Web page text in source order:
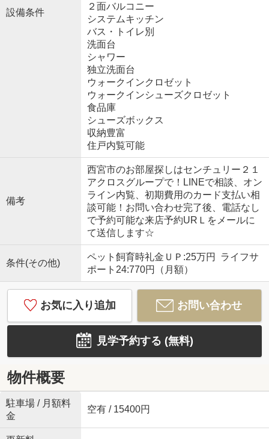
設備条件
２面バルコニー
システムキッチン
バス・トイレ別
洗面台
シャワー
独立洗面台
ウォークインクロゼット
ウォークインシューズクロゼット
食品庫
シューズボックス
収納豊富
住戸内覧可能
備考
西宮市のお部屋探しはセンチュリー２１
アクロスグループで！LINEで相談、オン
ライン内覧、初期費用のカード支払い相
談可能！お問い合わせ完了後、電話なし
で予約可能な来店予約URＬをメールに
て送信します☆
条件(その他)
ペット飼育時礼金ＵＰ:25万円 ライフサ
ポート24:770円（月額）
お気に入り追加 お問い合わせ
見学予約する (無料)
物件概要
駐車場 / 月額料
金
空有 / 15400円